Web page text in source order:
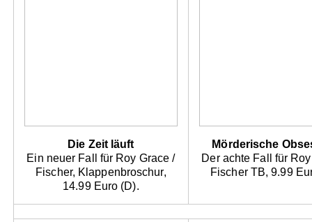
Die Zeit läuft
Ein neuer Fall für Roy Grace /
Fischer, Klappenbroschur,
14.99 Euro (D).
Mörderische
Der achte Fall für
Fischer TB, 9.99